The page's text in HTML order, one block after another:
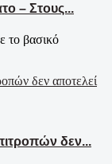
– Στους...
το βασικό
δεν...